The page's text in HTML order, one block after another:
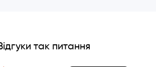
так питання